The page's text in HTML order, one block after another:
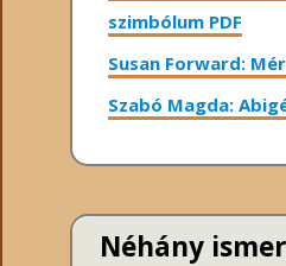
szimbólum PDF
Susan Forward:
Szabó Magda:
Néhány